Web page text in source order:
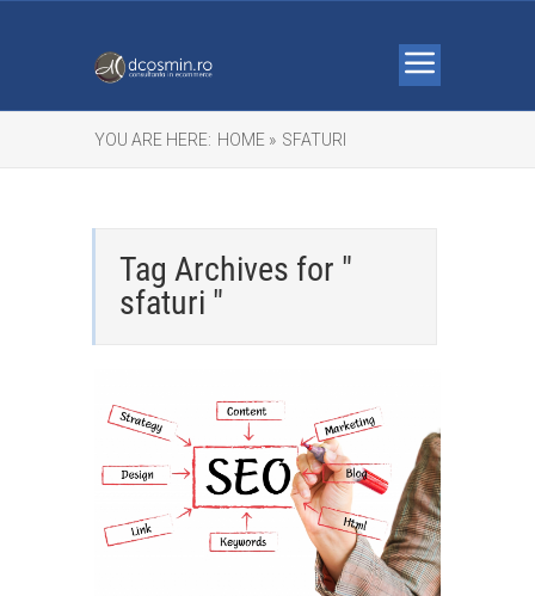
YOU ARE HERE: HOME » SFATURI
Tag Archives for "
sfaturi "